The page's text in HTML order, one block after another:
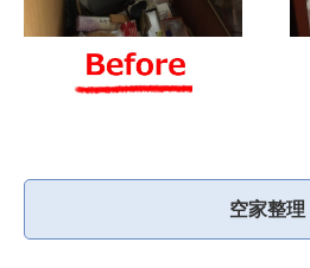
空家整理